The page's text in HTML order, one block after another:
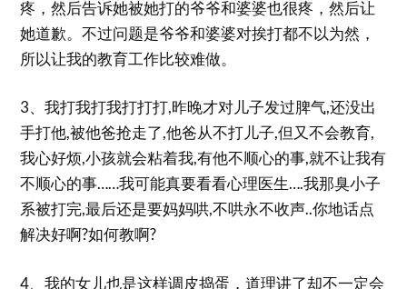
疼，然后告诉她被她打的爷爷和婆婆也很疼，然后让
她道歉。不过问题是爷爷和婆婆对挨打都不以为然，
所以让我的教育工作比较难做。
3、我打我打我打打打,昨晚才对儿子发过脾气,还没出
手打他,被他爸抢走了,他爸从不打儿子,但又不会教育,
我心好烦,小孩就会粘着我,有他不顺心的事,就不让我有
不顺心的事……我可能真要看看心理医生….我那臭小子
系被打完,最后还是要妈妈哄,不哄永不收声..你地话点
解决好啊?如何教啊?
4、我的女儿也是这样调皮捣蛋，道理讲了却不一定会